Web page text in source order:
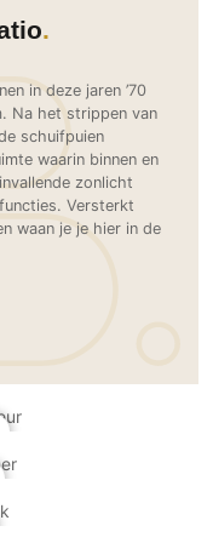
in deze jaren ’70
Na het strippen van
schuifpuien
waarin binnen en
zonlicht
Versterkt
waan je je hier in de